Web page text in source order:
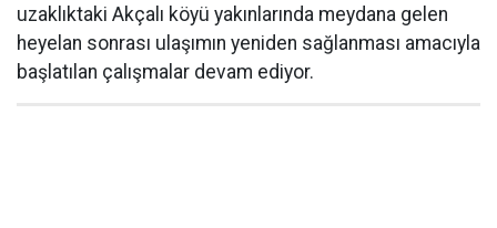
uzaklıktaki Akçalı köyü yakınlarında meydana gelen
heyelan sonrası ulaşımın yeniden sağlanması amacıyla
başlatılan çalışmalar devam ediyor.